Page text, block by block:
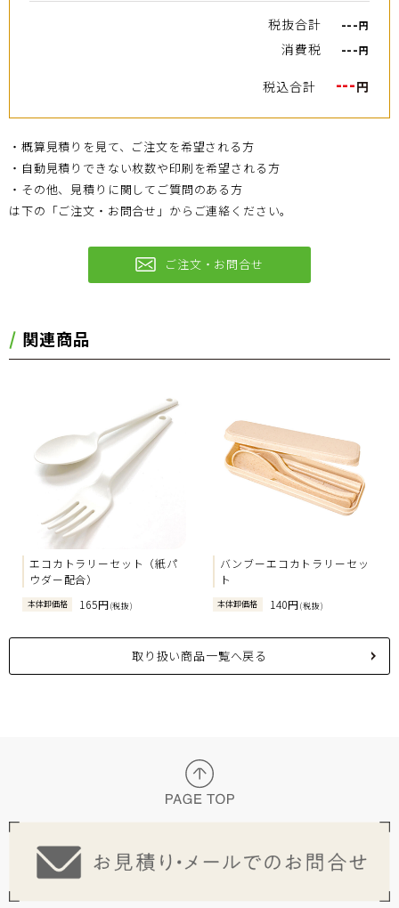
税抜合計 ---円
消費税 ---円
税込合計 ---円
・概算見積りを見て、ご注文を希望される方
・自動見積りできない枚数や印刷を希望される方
・その他、見積りに関してご質問のある方
は下の「ご注文・お問合せ」からご連絡ください。
ご注文・お問合せ
関連商品
エコカトラリーセット（紙パ
ウダー配合）
本体卸価格 165円(税抜)
バンブーエコカトラリーセッ
ト
本体卸価格 140円(税抜)
取り扱い商品一覧へ戻る